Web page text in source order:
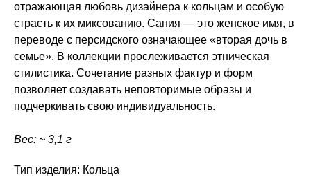
отражающая любовь дизайнера к кольцам и особую
страсть к их миксованию. Сания — это женское имя, в
переводе с персидского означающее «вторая дочь в
семье». В коллекции прослеживается этническая
стилистика. Сочетание разных фактур и форм
позволяет создавать неповторимые образы и
подчеркивать свою индивидуальность.
Вес: ~ 3,1 г
Тип изделия: Кольца